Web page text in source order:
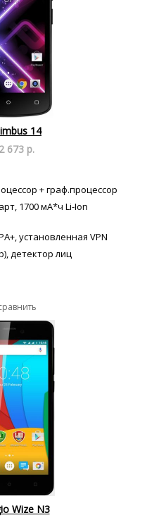
14
673 р.
+ граф.процессор
1700 мА*ч Li-Ion
установленная VPN
детектор лиц
Wize N3